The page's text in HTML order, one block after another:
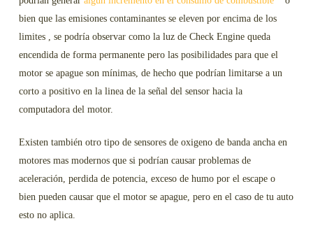
bien que las emisiones contaminantes se eleven por encima de los
limites , se podría observar como la luz de Check Engine queda
encendida de forma permanente pero las posibilidades para que el
motor se apague son mínimas, de hecho que podrían limitarse a un
corto a positivo en la linea de la señal del sensor hacia la
computadora del motor.
Existen también otro tipo de sensores de oxigeno de banda ancha en
motores mas modernos que si podrían causar problemas de
aceleración, perdida de potencia, exceso de humo por el escape o
bien pueden causar que el motor se apague, pero en el caso de tu auto
esto no aplica.